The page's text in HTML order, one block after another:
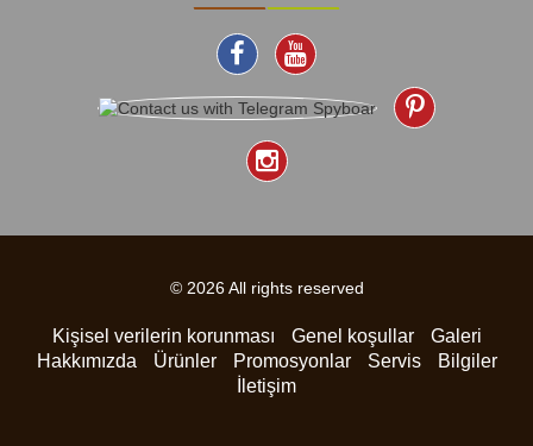
© 2026 All rights reserved
Kişisel verilerin korunması Genel koşullar
Galeri
Hakkımızda
Ürünler Promosyonlar Servis
Bilgiler
İletişim